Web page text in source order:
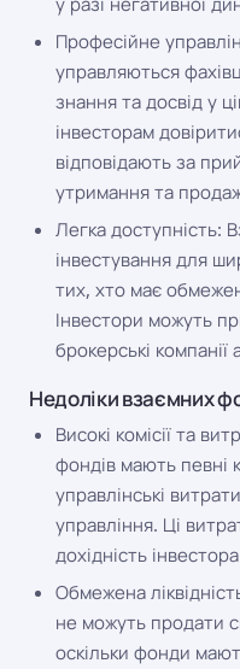
Професійне
управляються
знання та досвід у
інвесторам
відповідають за
утримання та
Легка доступність:
інвестування для
тих, хто має
Інвестори можуть
брокерські
Недоліки взаємних
Високі комісії та
фондів мають певні
управлінські
управління. Ці
дохідність
Обмежена
не можуть продати
оскільки фонди